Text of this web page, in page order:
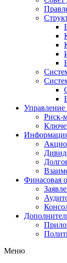
Управление
Риск-
Финасовая
Меню